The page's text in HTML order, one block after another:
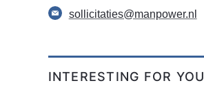
sollicitaties@manpower.nl
INTERESTING FOR YOU